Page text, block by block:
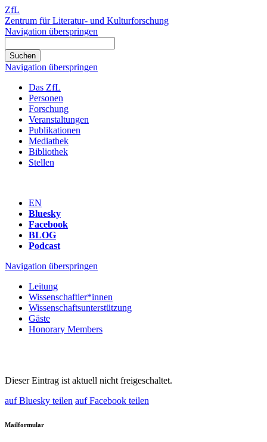
ZfL
Zentrum für Literatur- und Kulturforschung
Navigation überspringen
Navigation überspringen
Das ZfL
Personen
Forschung
Veranstaltungen
Publikationen
Mediathek
Bibliothek
Stellen
EN
Bluesky
Facebook
BLOG
Podcast
Navigation überspringen
Leitung
Wissenschaftler*innen
Wissenschaftsunterstützung
Gäste
Honorary Members
Dieser Eintrag ist aktuell nicht freigeschaltet.
auf Bluesky teilen auf Facebook teilen
Mailformular